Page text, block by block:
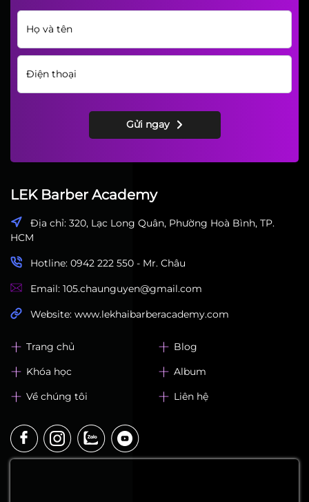
Gửi ngay
LEK Barber Academy
Địa chỉ: 320, Lạc Long Quân, Phường Hoà Bình, TP.
HCM
Hotline: 0942 222 550 - Mr. Châu
Email: 105.chaunguyen@gmail.com
Website: www.lekhaibarberacademy.com
Trang chủ
Blog
Khóa học
Album
Về chúng tôi
Liên hệ